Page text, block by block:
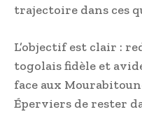
trajectoire dans ces
L’objectif est clair :
togolais fidèle et
face aux
Éperviers de rester